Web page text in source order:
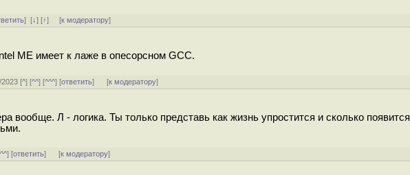
][↓] [↑] [к модератору]
ME имеет к лаже в опесорсном GCC.
[^] [^^] [^^^] [ответить] [к модератору]
вообще. Л - логика. Ты только представь как жизнь упростится и сколько появится
] [ответить] [к модератору]